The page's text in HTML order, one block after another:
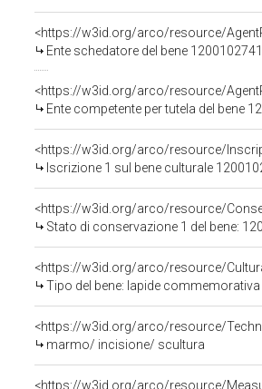
<https://w3id.org/arco/resource/
Ente schedatore del bene
<https://w3id.org/arco/resource/
Ente competente per tutela del bene
<https://w3id.org/arco/resource/
Iscrizione 1 sul bene culturale
<https://w3id.org/arco/resource/
Stato di conservazione 1 del bene:
<https://w3id.org/arco/resource/
Tipo del bene: lapide commemorativa
<https://w3id.org/arco/resource/
marmo/ incisione/ scultura
<https://w3id.org/arco/resource/